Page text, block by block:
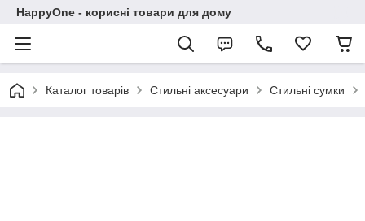
HappyOne - корисні товари для дому
Каталог товарів Стильні аксесуари Стильні сумки